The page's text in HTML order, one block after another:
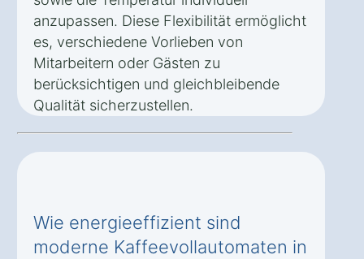
anzupassen. Diese Flexibilität ermöglicht
es, verschiedene Vorlieben von
Mitarbeitern oder Gästen zu
berücksichtigen und gleichbleibende
Qualität sicherzustellen.
Wie energieeffizient sind
moderne Kaffeevollautomaten in